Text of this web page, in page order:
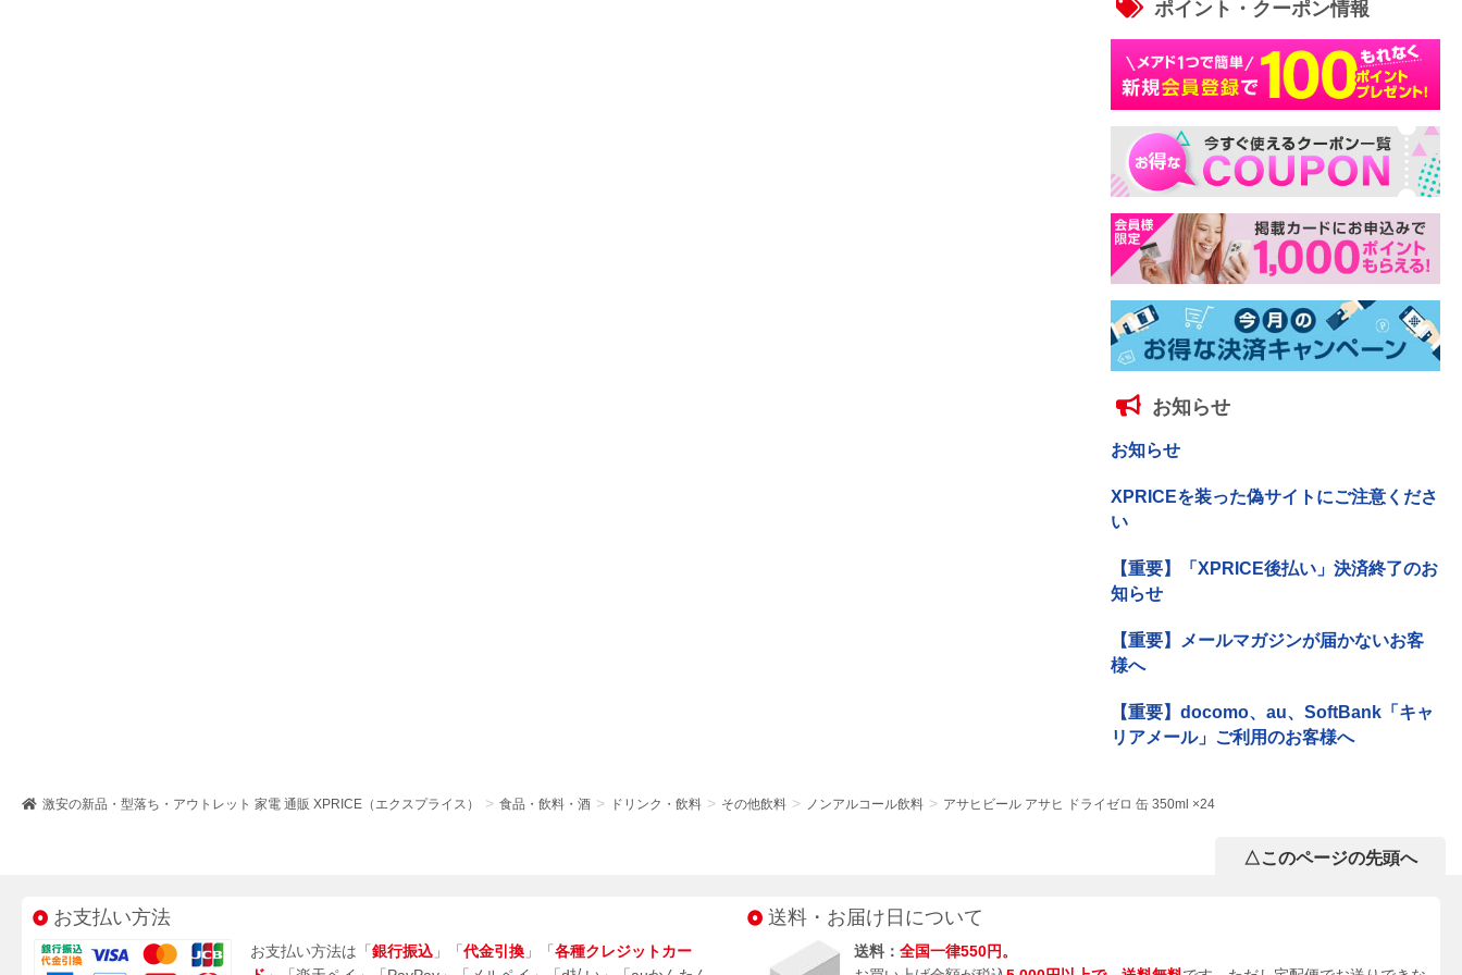
激安の新品・型落ち・アウトレット 家電 通販 XPRICE（エクスプライス） 食品・飲料・酒 ドリンク・飲料 その他飲料 ノンアルコール飲料 アサヒビール アサヒ ドライゼロ 缶 350ml ×24
ポイント・クーポン情報
お知らせ
お知らせ
XPRICEを装った偽サイトにご注意くださ
い
【重要】「XPRICE後払い」決済終了のお
知らせ
【重要】メールマガジンが届かないお客
様へ
【重要】docomo、au、SoftBank「キャ
リアメール」ご利用のお客様へ
△このページの先頭へ
お支払い方法
お支払い方法は「 銀行振込 」「 代金引換 」「 各種クレジットカー
送料・お届け日について
送料： 全国一律550円。